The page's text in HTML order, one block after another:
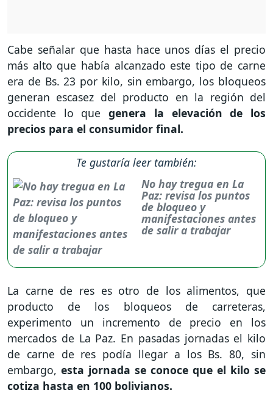
Cabe señalar que hasta hace unos días el precio
más alto que había alcanzado este tipo de carne
era de Bs. 23 por kilo, sin embargo, los bloqueos
generan escasez del producto en la región del
occidente lo quegenera la elevación de los
precios para el consumidor final.
Te gustaría leer también:
No hay tregua en La
Paz: revisa los puntos
de bloqueo y
manifestaciones antes
de salir a trabajar
La carne de res es otro de los alimentos, que
producto de los bloqueos de carreteras,
experimento un incremento de precio en los
mercados de La Paz. En pasadas jornadas el kilo
de carne de res podía llegar a los Bs. 80, sin
embargo, esta jornada se conoce que el kilo se
cotiza hasta en 100 bolivianos.